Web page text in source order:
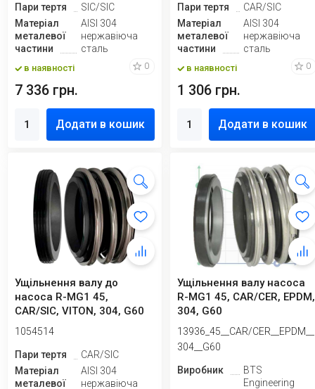
Пари тертя
SIC/SIC
Матеріал
металевої
частини
AISI 304
нержавіюча
сталь
в наявності 0
7 336 грн.
Додати в кошик
Пари тертя
CAR/SIC
Матеріал
металевої
частини
AISI 304
нержавіюча
сталь
в наявності 0
1 306 грн.
Додати в кошик
Ущільнення валу до
насоса R-MG1 45,
CAR/SIC, VITON, 304, G60
1054514
Пари тертя
CAR/SIC
Матеріал
металевої
AISI 304
нержавіюча
Ущільнення валу насоса
R-MG1 45, CAR/CER, EPDM,
304, G60
13936_45__CAR/CER__EPDM__
304__G60
Виробник
BTS
Engineering